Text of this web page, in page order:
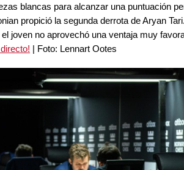
blancas para alcanzar una puntuación
propició la segunda derrota de Aryan
joven no aprovechó una ventaja muy
| Foto: Lennart Ootes